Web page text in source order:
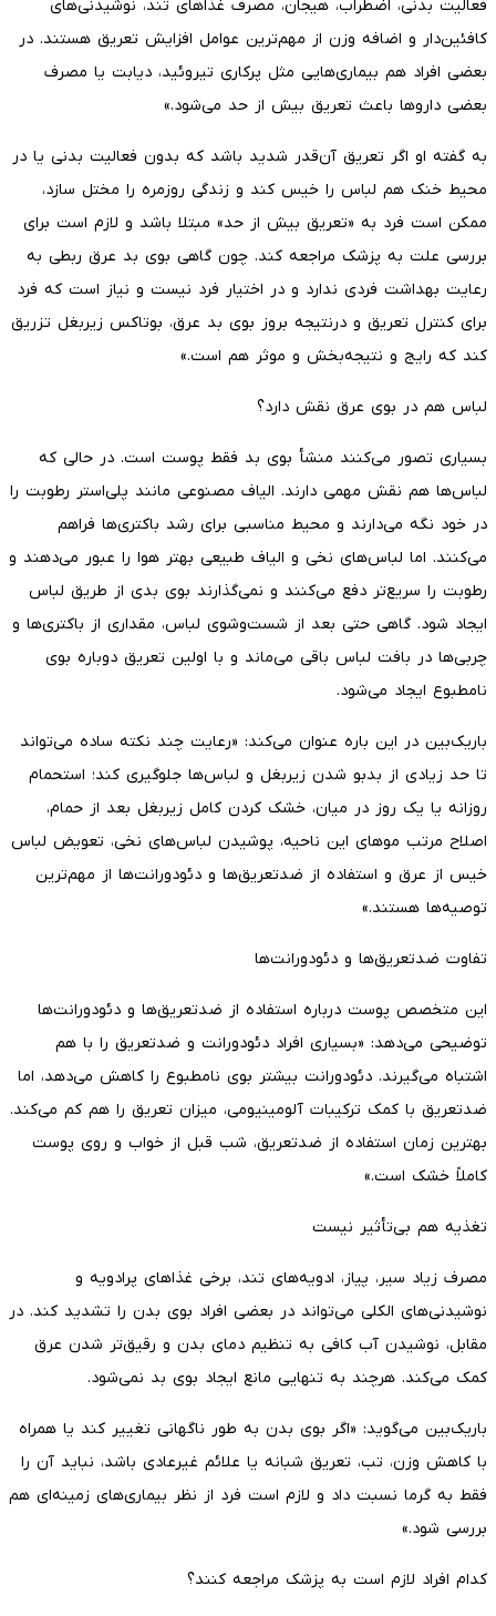
فعالیت بدنی، اضطراب، هیجان، مصرف غذاهای تند، نوشیدنی‌های
کافئین‌دار و اضافه وزن از مهم‌ترین عوامل افزایش تعریق هستند. در
بعضی افراد هم بیماری‌هایی مثل پرکاری تیروئید، دیابت یا مصرف
بعضی داروها باعث تعریق بیش از حد می‌شود.»
به گفته او اگر تعریق آن‌قدر شدید باشد که بدون فعالیت بدنی یا در
محیط خنک هم لباس را خیس کند و زندگی روزمره را مختل سازد،
ممکن است فرد به «تعریق بیش از حد» مبتلا باشد و لازم است برای
بررسی علت به پزشک مراجعه کند. چون گاهی بوی بد عرق ربطی به
رعایت بهداشت فردی ندارد و در اختیار فرد نیست و نیاز است که فرد
برای کنترل تعریق و درنتیجه بروز بوی بد عرق، بوتاکس زیربغل تزریق
کند که رایج و نتیجه‌بخش و موثر هم است.»
لباس هم در بوی عرق نقش دارد؟
بسیاری تصور می‌کنند منشأ بوی بد فقط پوست است. در حالی که
لباس‌ها هم نقش مهمی دارند. الیاف مصنوعی مانند پلی‌استر رطوبت را
در خود نگه می‌دارند و محیط مناسبی برای رشد باکتری‌ها فراهم
می‌کنند. اما لباس‌های نخی و الیاف طبیعی بهتر هوا را عبور می‌دهند و
رطوبت را سریع‌تر دفع می‌کنند و نمی‌گذارند بوی بدی از طریق لباس
ایجاد شود. گاهی حتی بعد از شست‌وشوی لباس، مقداری از باکتری‌ها و
چربی‌ها در بافت لباس باقی می‌ماند و با اولین تعریق دوباره بوی
نامطبوع ایجاد می‌شود.
باریک‌بین در این باره عنوان می‌کند: «رعایت چند نکته ساده می‌تواند
تا حد زیادی از بدبو شدن زیربغل و لباس‌ها جلوگیری کند؛ استحمام
روزانه یا یک روز در میان، خشک کردن کامل زیربغل بعد از حمام،
اصلاح مرتب موهای این ناحیه، پوشیدن لباس‌های نخی، تعویض لباس
خیس از عرق و استفاده از ضدتعریق‌ها و دئودورانت‌ها از مهم‌ترین
توصیه‌ها هستند.»
تفاوت ضدتعریق‌ها و دئودورانت‌ها
این متخصص پوست درباره استفاده از ضدتعریق‌ها و دئودورانت‌ها
توضیحی می‌دهد: «بسیاری افراد دئودورانت و ضدتعریق را با هم
اشتباه می‌گیرند. دئودورانت بیشتر بوی نامطبوع را کاهش می‌دهد، اما
ضدتعریق با کمک ترکیبات آلومینیومی، میزان تعریق را هم کم می‌کند.
بهترین زمان استفاده از ضدتعریق، شب قبل از خواب و روی پوست
کاملاً خشک است.»
تغذیه هم بی‌تأثیر نیست
مصرف زیاد سیر، پیاز، ادویه‌های تند، برخی غذاهای پرادویه و
نوشیدنی‌های الکلی می‌تواند در بعضی افراد بوی بدن را تشدید کند. در
مقابل، نوشیدن آب کافی به تنظیم دمای بدن و رقیق‌تر شدن عرق
کمک می‌کند. هرچند به تنهایی مانع ایجاد بوی بد نمی‌شود.
باریک‌بین می‌گوید: «اگر بوی بدن به طور ناگهانی تغییر کند یا همراه
با کاهش وزن، تب، تعریق شبانه یا علائم غیرعادی باشد، نباید آن را
فقط به گرما نسبت داد و لازم است فرد از نظر بیماری‌های زمینه‌ای هم
بررسی شود.»
کدام افراد لازم است به پزشک مراجعه کنند؟